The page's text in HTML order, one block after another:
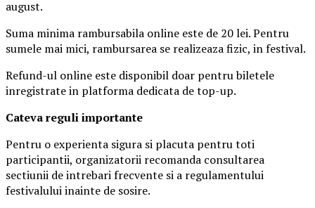
august.
Suma minima rambursabila online este de 20 lei. Pentru
sumele mai mici, rambursarea se realizeaza fizic, in festival.
Refund-ul online este disponibil doar pentru biletele
inregistrate in platforma dedicata de top-up.
Cateva reguli importante
Pentru o experienta sigura si placuta pentru toti
participantii, organizatorii recomanda consultarea
sectiunii de intrebari frecvente si a regulamentului
festivalului inainte de sosire.